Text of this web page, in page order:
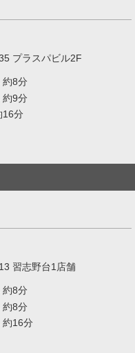
プラスパビル2F
約8分
約9分
16分
習志野台1店舗
約8分
約8分
約16分